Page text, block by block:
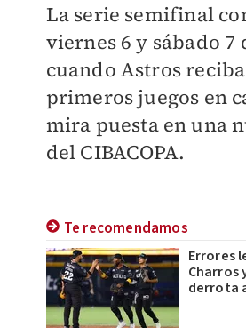
La serie semifinal
viernes 6 y sábado 7
cuando Astros
primeros juegos en
mira puesta en una
del CIBACOPA.
Te recomendamos
Errores
Charros
derrota